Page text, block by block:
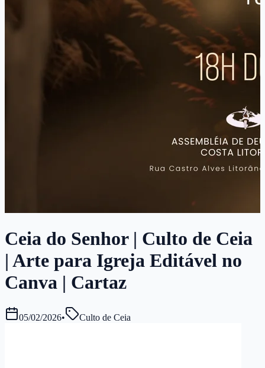
Ceia do Senhor | Culto de Ceia
| Arte para Igreja Editável no
Canva | Cartaz
05/02/2026• Culto de Ceia